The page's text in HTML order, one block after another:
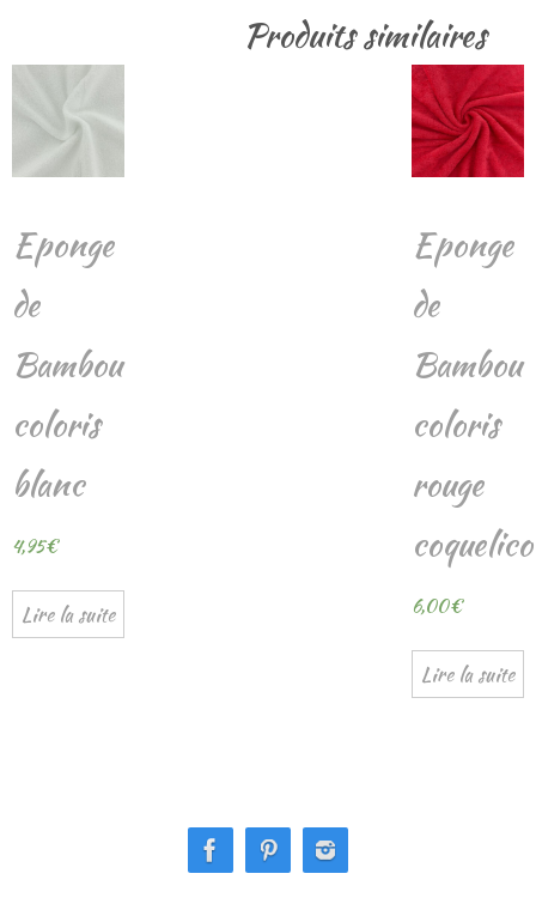
Produits similaires
Eponge
de
Bambou
coloris
blanc
4,95€
Lire la suite
Eponge
de
Bambou
coloris
rouge
6,00€
Lire la suite